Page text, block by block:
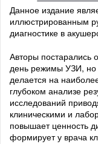
Данное издание
иллюстрированным
диагностике в
Авторы постарались
день режимы УЗИ, но
делается на
глубоком анализе
исследований
клиническими и
повышает ценность
формирует у врача